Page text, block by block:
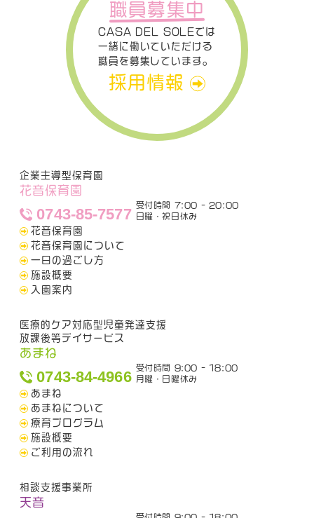
職員募集中
CASA DEL SOLEでは
一緒に働いていただける
職員を募集しています。
採用情報
企業主導型保育園
花音保育園
0743-85-7577
受付時間 7:00 - 20:00
日曜・祝日休み
花音保育園
花音保育園について
一日の過ごし方
施設概要
入園案内
医療的ケア対応型児童発達支援
放課後等デイサービス
あまね
0743-84-4966
受付時間 9:00 - 18:00
月曜・日曜休み
あまね
あまねについて
療育プログラム
施設概要
ご利用の流れ
相談支援事業所
天音